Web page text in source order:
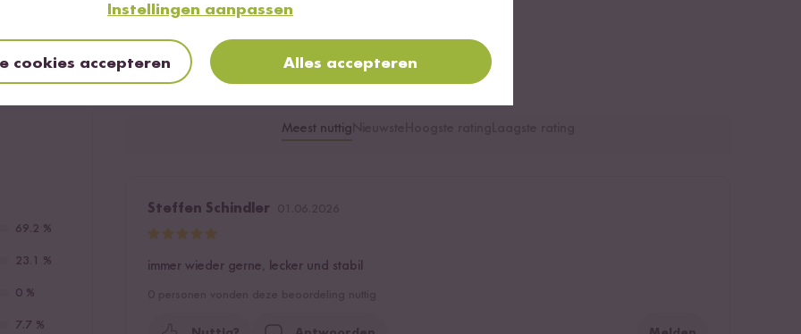
13 Beoordelingen0 Vragen
69.2 %
23.1 %
0 %
7.7 %
Meest nuttig
Steffen Schindler
immer wieder gerne, lecker und stabil
Instellingen aanpassen
cookies accepteren Alles accepteren